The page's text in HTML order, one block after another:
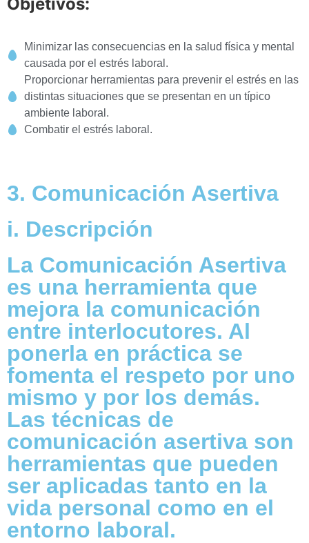
Minimizar las consecuencias en la salud física y mental
causada por el estrés laboral.
Proporcionar herramientas para prevenir el estrés en las
distintas situaciones que se presentan en un típico
ambiente laboral.
Combatir el estrés laboral.
3. Comunicación Asertiva
i. Descripción
La Comunicación Asertiva
es una herramienta que
mejora la comunicación
entre interlocutores. Al
ponerla en práctica se
fomenta el respeto por uno
mismo y por los demás.
Las técnicas de
comunicación asertiva son
herramientas que pueden
ser aplicadas tanto en la
vida personal como en el
entorno laboral.